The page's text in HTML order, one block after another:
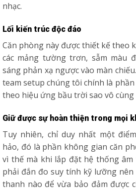
nhạc.
Lối kiến trúc độc đáo
Căn phòng này được thiết kế theo
các mảng tường trơn, sẫm màu
sáng phản xạ ngược vào màn
team setup chúng tôi chính là
theo hiệu ứng bầu trời sao vô
Giữ được sự hoàn thiện trong mọi
Tuy nhiên, chỉ duy nhất một
hảo, đó là phần không gian căn
vì thế mà khi lắp đặt hệ thống
phải đắn đo suy tính kỹ lưỡng
thanh nào để vừa bảo đảm được